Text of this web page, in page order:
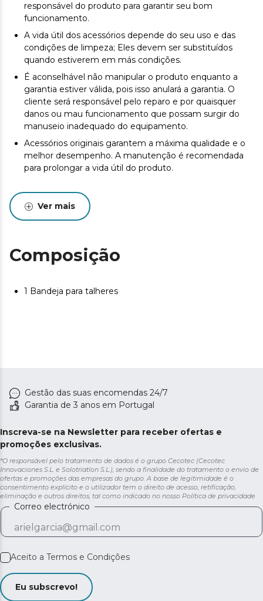
responsável do produto para garantir seu bom
funcionamento.
A vida útil dos acessórios depende do seu uso e das
condições de limpeza; Eles devem ser substituídos
quando estiverem em más condições.
É aconselhável não manipular o produto enquanto a
garantia estiver válida, pois isso anulará a garantia. O
cliente será responsável pelo reparo e por quaisquer
danos ou mau funcionamento que possam surgir do
manuseio inadequado do equipamento.
Acessórios originais garantem a máxima qualidade e o
melhor desempenho. A manutenção é recomendada
para prolongar a vida útil do produto.
Ver mais
Composição
1 Bandeja para talheres
Gestão das suas encomendas 24/7
Garantia de 3 anos em Portugal
Inscreva-se na Newsletter para receber ofertas e
promoções exclusivas.
*O responsável pelo tratamento de dados é o grupo Cecotec (Cecotec
Innovaciones S.L. e Solotriatlon S.L.), sendo a finalidade do tratamento o envio de
ofertas e promoções das empresas do grupo. A base de legitimidade é o
consentimento explícito e o utilizador tem o direito de acesso, retificação,
eliminação e outros direitos, tal como indicado no nosso Política de privacidade
Correo electrónico
Aceito a Termos e Condições
Eu subscrevo!